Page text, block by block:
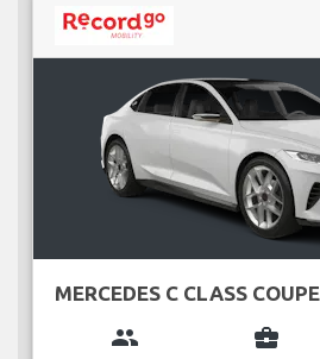
MERCEDES C CLASS COUPE
group business_center